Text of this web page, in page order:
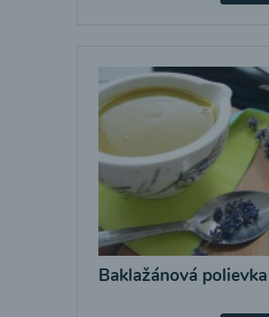
Baklažánová polievka